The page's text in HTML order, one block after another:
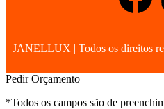
JANELLUX | Todos os direitos
Pedir Orçamento
*Todos os campos são de